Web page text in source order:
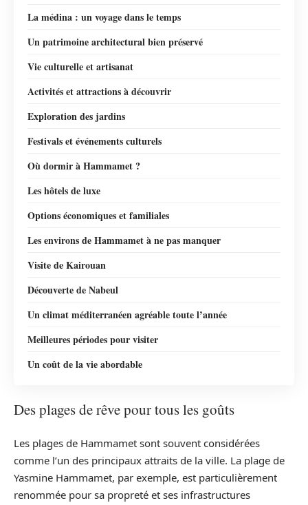
La médina : un voyage dans le temps
Un patrimoine architectural bien préservé
Vie culturelle et artisanat
Activités et attractions à découvrir
Exploration des jardins
Festivals et événements culturels
Où dormir à Hammamet ?
Les hôtels de luxe
Options économiques et familiales
Les environs de Hammamet à ne pas manquer
Visite de Kairouan
Découverte de Nabeul
Un climat méditerranéen agréable toute l’année
Meilleures périodes pour visiter
Un coût de la vie abordable
Des plages de rêve pour tous les goûts
Les plages de Hammamet sont souvent considérées
comme l’un des principaux attraits de la ville. La plage de
Yasmine Hammamet, par exemple, est particulièrement
renommée pour sa propreté et ses infrastructures